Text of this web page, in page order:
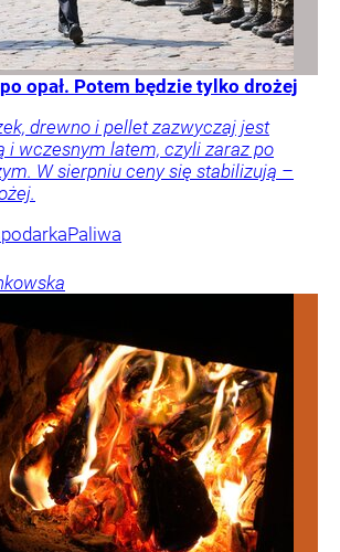
opał. Potem będzie tylko drożej
drewno i pellet zazwyczaj jest
i wczesnym latem, czyli zaraz po
W sierpniu ceny się stabilizują –
Paliwa